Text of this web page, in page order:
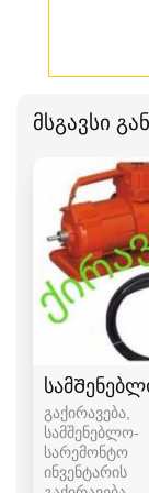
მსგავსი
გაქირავება,
სამშენებლო-
სარემონტო
ინვენტარის